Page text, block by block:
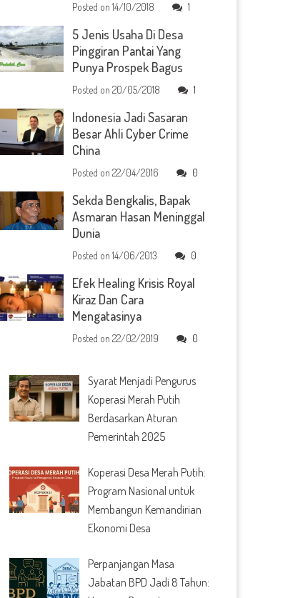
Posted on14/10/2018 1
5 Jenis Usaha Di Desa
Pinggiran Pantai Yang
Punya Prospek Bagus
Posted on20/05/2018 1
Indonesia Jadi Sasaran
Besar Ahli Cyber Crime
China
Posted on22/04/2016 0
Sekda Bengkalis, Bapak
Asmaran Hasan Meninggal
Dunia
Posted on14/06/2013 0
Efek Healing Krisis Royal
Kiraz Dan Cara
Mengatasinya
Posted on22/02/2019 0
Syarat Menjadi Pengurus
Koperasi Merah Putih
Berdasarkan Aturan
Pemerintah 2025
Koperasi Desa Merah Putih:
Program Nasional untuk
Membangun Kemandirian
Ekonomi Desa
Perpanjangan Masa
Jabatan BPD Jadi 8 Tahun: